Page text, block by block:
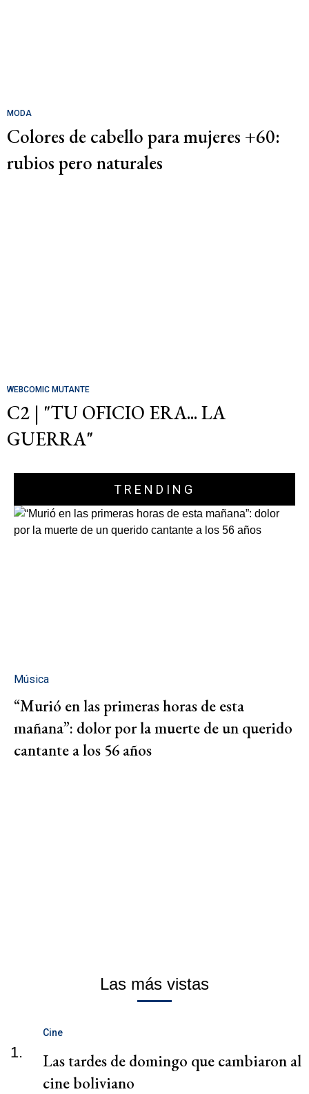
MODA
Colores de cabello para mujeres +60:
rubios pero naturales
WEBCOMIC MUTANTE
C2 | "TU OFICIO ERA... LA
GUERRA"
TRENDING
Música
“Murió en las primeras horas de esta
mañana”: dolor por la muerte de un querido
cantante a los 56 años
Las más vistas
1.
Cine
Las tardes de domingo que cambiaron al
cine boliviano